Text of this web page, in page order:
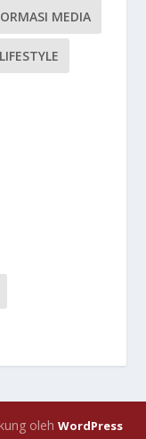
MEDIA
oleh WordPress